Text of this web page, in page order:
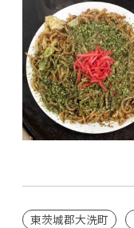
東茨城郡大洗町